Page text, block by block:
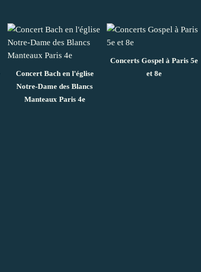
Concert Bach en l'église
Notre-Dame des Blancs
Manteaux Paris 4e
Concerts Gospel à Paris 5e
et 8e